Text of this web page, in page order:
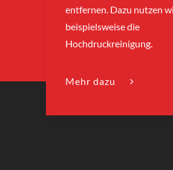
entfernen. Dazu nutzen
beispielsweise die
Hochdruckreinigung.
Mehr dazu